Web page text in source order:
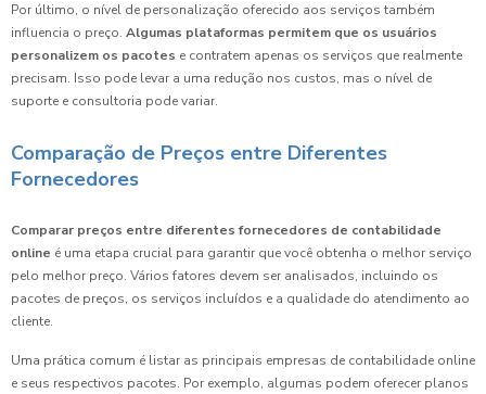
Por último, o nível de personalização oferecido aos serviços também
influencia o preço. Algumas plataformas permitem que os usuários
personalizem os pacotes e contratem apenas os serviços que realmente
precisam. Isso pode levar a uma redução nos custos, mas o nível de
suporte e consultoria pode variar.
Comparação de Preços entre Diferentes
Fornecedores
Comparar preços entre diferentes fornecedores de contabilidade
online é uma etapa crucial para garantir que você obtenha o melhor serviço
pelo melhor preço. Vários fatores devem ser analisados, incluindo os
pacotes de preços, os serviços incluídos e a qualidade do atendimento ao
cliente.
Uma prática comum é listar as principais empresas de contabilidade online
e seus respectivos pacotes. Por exemplo, algumas podem oferecer planos